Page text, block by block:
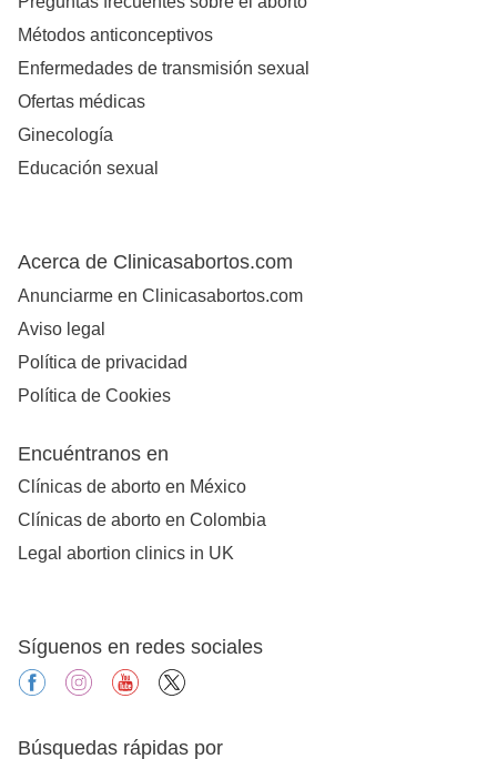
Métodos anticonceptivos
Enfermedades de transmisión sexual
Ofertas médicas
Ginecología
Educación sexual
Acerca de Clinicasabortos.com
Anunciarme en Clinicasabortos.com
Aviso legal
Política de privacidad
Política de Cookies
Encuéntranos en
Clínicas de aborto en México
Clínicas de aborto en Colombia
Legal abortion clinics in UK
Síguenos en redes sociales
facebookinstagramyoutube
Búsquedas rápidas por